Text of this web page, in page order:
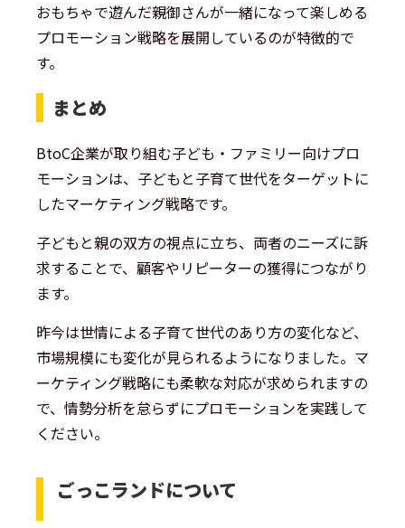
おもちゃで遊んだ親御さんが一緒になって楽しめる
プロモーション戦略を展開しているのが特徴的で
す。
まとめ
BtoC企業が取り組む子ども・ファミリー向けプロ
モーションは、子どもと子育て世代をターゲットに
したマーケティング戦略です。
子どもと親の双方の視点に立ち、両者のニーズに訴
求することで、顧客やリピーターの獲得につながり
ます。
昨今は世情による子育て世代のあり方の変化など、
市場規模にも変化が見られるようになりました。マ
ーケティング戦略にも柔軟な対応が求められますの
で、情勢分析を怠らずにプロモーションを実践して
ください。
ごっこランドについて